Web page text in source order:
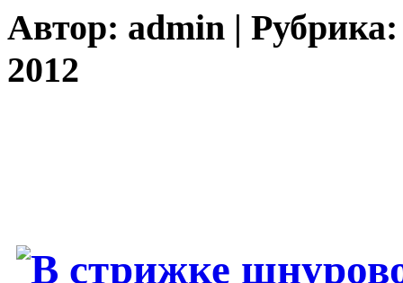
Автор: admin |
2012